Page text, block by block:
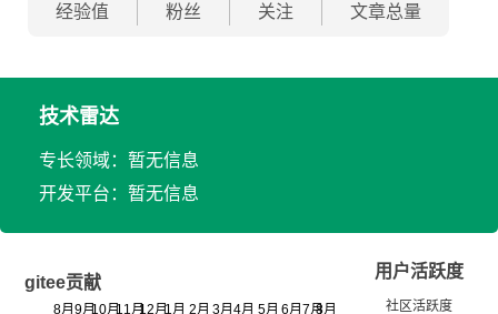
经验值 粉丝 关注 文章总量
技术雷达
专长领域：暂无信息
开发平台：暂无信息
gitee贡献
用户活跃度